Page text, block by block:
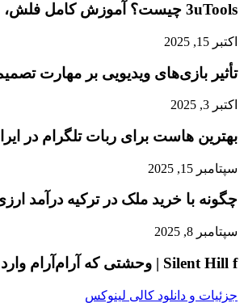
3uTools چیست؟ آموزش کامل فلش، جیلبریک و انتقال فایل در آیفون
اکتبر 15, 2025
تأثیر بازی‌های ویدیویی بر مهارت
اکتبر 3, 2025
بهترین هاست برای ربات تلگرام در
سپتامبر 15, 2025
چگونه با خرید ملک در ترکیه درآمد
سپتامبر 8, 2025
Silent Hill f | وحشتی که آرام‌آرام وارد ذهن شما می‌شود…
جزئیات و دانلود کالی لینوکس